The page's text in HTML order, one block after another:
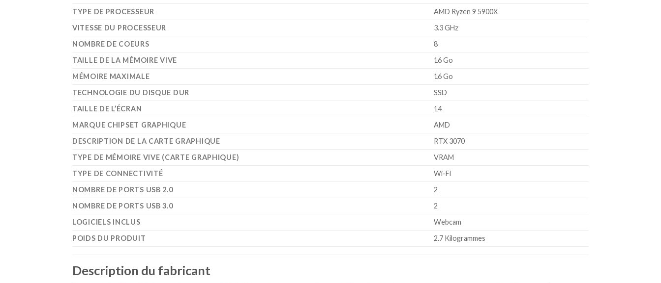
TYPE DE PROCESSEUR
‎AMD Ryzen 9 5900X
VITESSE DU PROCESSEUR
‎3.3 GHz
NOMBRE DE COEURS
‎8
TAILLE DE LA MÉMOIRE VIVE
‎16 Go
MÉMOIRE MAXIMALE
‎16 Go
TECHNOLOGIE DU DISQUE DUR
‎SSD
TAILLE DE L’ÉCRAN
‎14
MARQUE CHIPSET GRAPHIQUE
‎AMD
DESCRIPTION DE LA CARTE GRAPHIQUE
‎RTX 3070
TYPE DE MÉMOIRE VIVE (CARTE GRAPHIQUE)
‎VRAM
TYPE DE CONNECTIVITÉ
‎Wi-Fi
NOMBRE DE PORTS USB 2.0
‎2
NOMBRE DE PORTS USB 3.0
‎2
LOGICIELS INCLUS
‎Webcam
POIDS DU PRODUIT
‎2.7 Kilogrammes
Description du fabricant